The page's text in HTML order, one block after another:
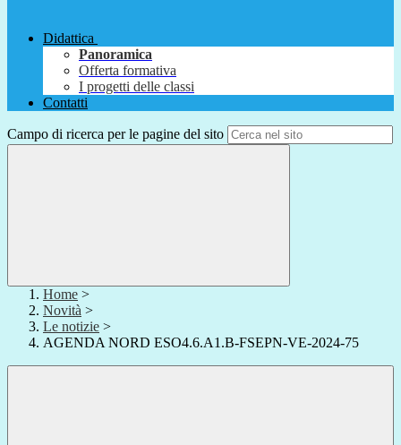
Didattica
Panoramica
Offerta formativa
I progetti delle classi
Contatti
Campo di ricerca per le pagine del sito
Home >
Novità >
Le notizie >
AGENDA NORD ESO4.6.A1.B-FSEPN-VE-2024-75